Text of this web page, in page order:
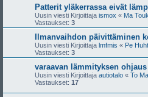
Patterit yläkerrassa eivät
Uusin viesti Kirjoittaja ismox « Ma
Vastaukset: 3
Ilmanvaihdon päivittäminen
Uusin viesti Kirjoittaja lmfmis « Pe
Vastaukset: 3
varaavan lämmityksen ohjaus
Uusin viesti Kirjoittaja autiotalo « To
Vastaukset: 17